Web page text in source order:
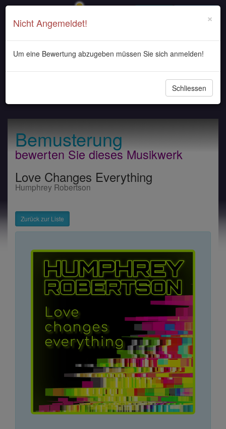
ein-/
Bemusterung
bewerten Sie dieses Musikwerk
Love Changes Everything
Humphrey Robertson
Zurück zur Liste
×
Nicht Angemeldet!
Um eine Bewertung abzugeben müssen Sie sich anmelden!
Schliessen